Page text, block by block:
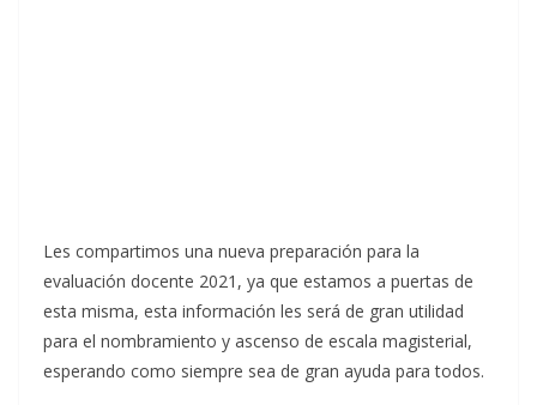
Les compartimos una nueva preparación para la
evaluación docente 2021, ya que estamos a puertas de
esta misma, esta información les será de gran utilidad
para el nombramiento y ascenso de escala magisterial,
esperando como siempre sea de gran ayuda para todos.